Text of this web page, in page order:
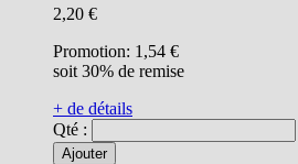
2,20 €
Promotion: 1,54 €
soit 30% de remise
+ de détails
Qté :
Ajouter